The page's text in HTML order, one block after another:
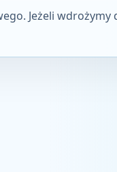
Jeżeli wdrożymy